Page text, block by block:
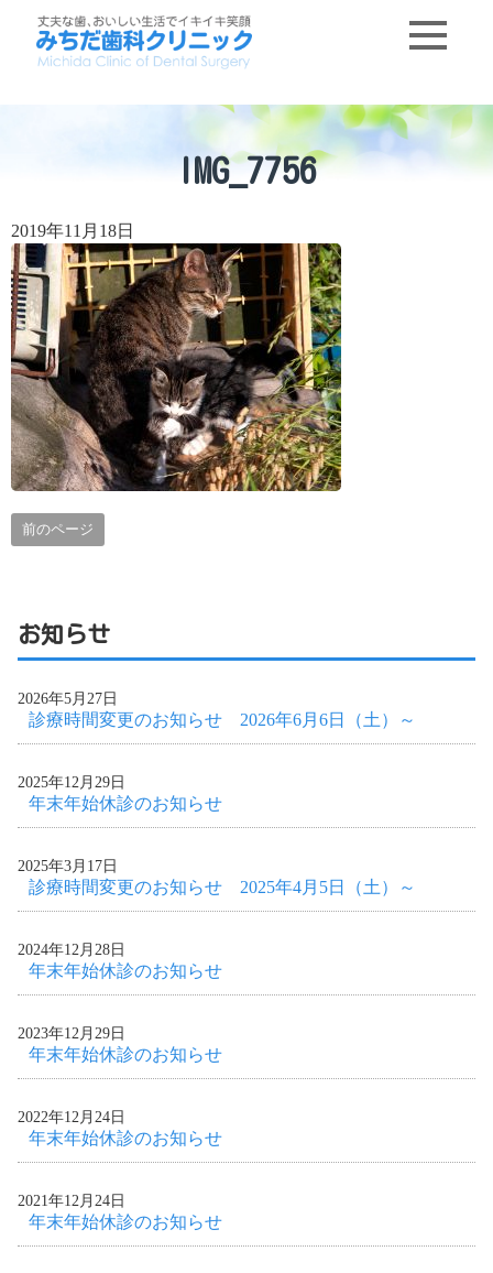
IMG_7756
2019年11月18日
前のページ
お知らせ
2026年5月27日
診療時間変更のお知らせ 2026年6月6日（土）～
2025年12月29日
年末年始休診のお知らせ
2025年3月17日
診療時間変更のお知らせ 2025年4月5日（土）～
2024年12月28日
年末年始休診のお知らせ
2023年12月29日
年末年始休診のお知らせ
2022年12月24日
年末年始休診のお知らせ
2021年12月24日
年末年始休診のお知らせ